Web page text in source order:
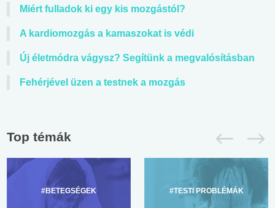
Miért fulladok ki egy kis mozgástól?
A kardiomozgás a kamaszokat is védi
Új életmódra vágysz? Segítünk a megvalósításban
Fehérjével üzen a testnek a mozgás
Top témák
#BETEGSÉGEK #TESTI PROBLÉMÁK